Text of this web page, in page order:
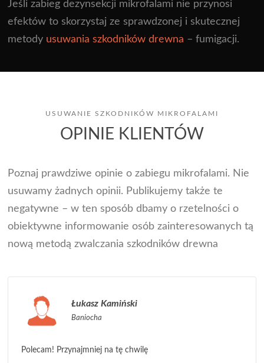
Jeśli zabieg dezynsekcji mikrofalami nie przynosi
efektów to skorzystaj ze sprawdzonej i skutecznej
metody usuwania szkodników drewna – fumigacji.
USUWANIE SZKODNIKÓW MIKROFALAMI
OPINIE KLIENTÓW
Poznaj prawdziwe opinie o zabiegu mikrofalami. Nie
usuwamy żadnych opinii. Publikujemy także te
negatywne – w ten sposób dbamy o rzetelności o
obiektywne informowanie osób zainteresowanych tą
nową metodą zwalczania szkodników drewna
Łukasz Kamiński
Baniocha
Polecam! Przynajmniej na tę chwilę